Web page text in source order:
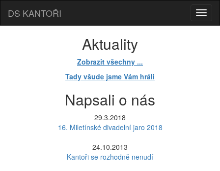
DS KANTOŘI
Aktuality
Zobrazit všechny ...
Tady všude jsme Vám hráli
Napsali o nás
29.3.2018
16. Miletínské divadelní jaro 2018
24.10.2013
Kantoři se rozhodně nenudí